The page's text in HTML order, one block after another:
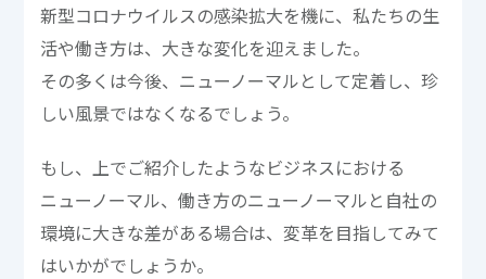
新型コロナウイルスの感染拡大を機に、私たちの生
活や働き方は、大きな変化を迎えました。
その多くは今後、ニューノーマルとして定着し、珍
しい風景ではなくなるでしょう。
もし、上でご紹介したようなビジネスにおける
ニューノーマル、働き方のニューノーマルと自社の
環境に大きな差がある場合は、変革を目指してみて
はいかがでしょうか。